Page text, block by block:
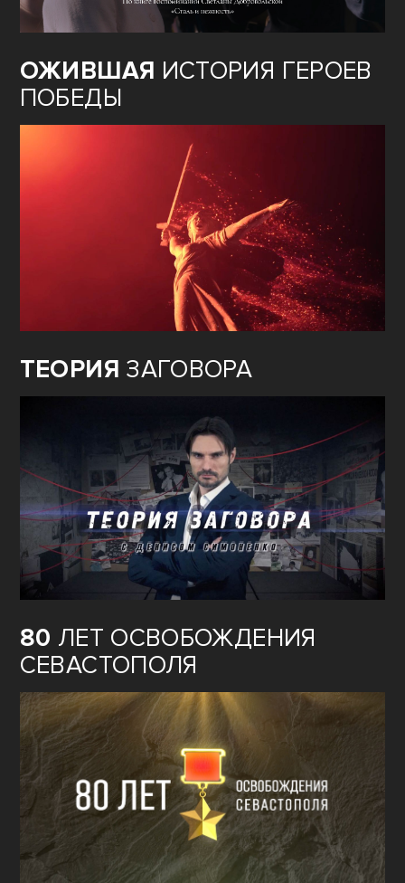
ОЖИВШАЯ ИСТОРИЯ ГЕРОЕВ
ПОБЕДЫ
ТЕОРИЯ ЗАГОВОРА
80 ЛЕТ ОСВОБОЖДЕНИЯ
СЕВАСТОПОЛЯ